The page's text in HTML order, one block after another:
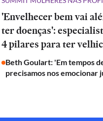
'Envelhecer bem vai
ter doenças':
4 pilares para ter
Beth Goulart: 'Em tempos
precisamos nos emocionar